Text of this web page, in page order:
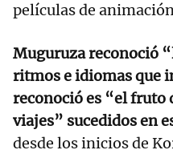
películas de
Muguruza reconoció
ritmos e idiomas que
reconoció es “el fruto
viajes” sucedidos en
desde los inicios de